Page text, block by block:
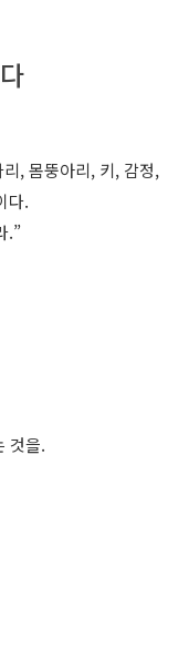
, 몸뚱아리, 키, 감정,
다.
.”
것을.